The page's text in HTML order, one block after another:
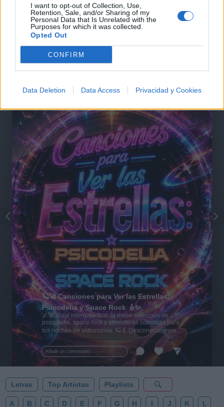
I want to opt-out of Collection, Use,
Retention, Sale, and/or Sharing of my
Personal Data that Is Unrelated with the
Purposes for which it was collected.
Opted Out
CONFIRM
Data Deletion Data Access Privacidad y Cookies
o 'Te adorare'
Comentarios (1)
Ver perfil
@musicapuntocom Ver perfil
Añadir un comentario ...
🪐🚀 Canciones para Ver las Estrellas:
Psicodelia y Space Rock 🎸✨
🌌🚀 Viaje intergaláctico: la mejor selección de
psicodelia, space rock y atmósferas cósmicas para
tus noches de astronomía. 🪐🎸 Desconecta, mira
al firmamento y siente la gravedad cero. 💾 ¡Guarda
esta colección para tu próxima noche estrellada!
✨⭐
Letras Top Artistas Playlists
A B C D E F G H I J K L